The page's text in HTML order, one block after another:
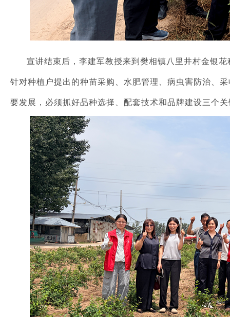
宣讲结束后，李建军教授来到樊相镇八里井村金银
针对种植户提出的种苗采购、水肥管理、病虫害防治、
要发展，必须抓好品种选择、配套技术和品牌建设三个